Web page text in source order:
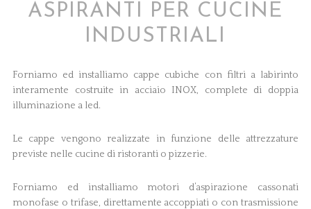
ASPIRANTI PER CUCINE
INDUSTRIALI
Forniamo ed installiamo cappe cubiche con filtri a labirinto
interamente costruite in acciaio INOX, complete di doppia
illuminazione a led.
Le cappe vengono realizzate in funzione delle attrezzature
previste nelle cucine di ristoranti o pizzerie.
Forniamo ed installiamo motori d’aspirazione cassonati
monofase o trifase, direttamente accoppiati o con trasmissione